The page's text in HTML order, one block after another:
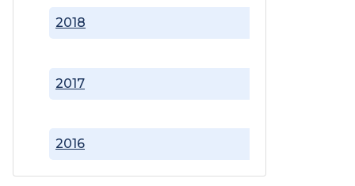
2016
2017
2018